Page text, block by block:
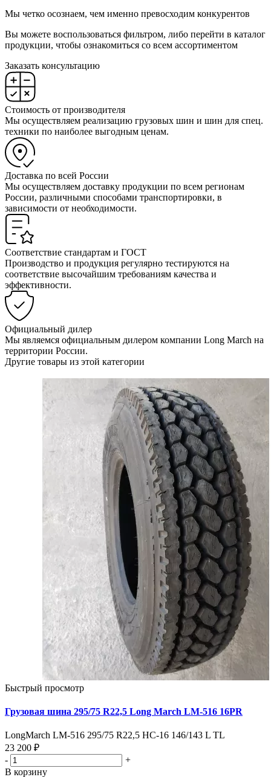
Мы четко осознаем, чем именно превосходим конкурентов
Вы можете воспользоваться фильтром, либо перейти в каталог
продукции, чтобы ознакомиться со всем ассортиментом
Заказать консультацию
Стоимость от производителя
Мы осуществляем реализацию грузовых шин и шин для спец.
техники по наиболее выгодным ценам.
Доставка по всей России
Мы осуществляем доставку продукции по всем регионам
России, различными способами транспортировки, в
зависимости от необходимости.
Соответствие стандартам и ГОСТ
Производство и продукция регулярно тестируются на
соответствие высочайшим требованиям качества и
эффективности.
Официальный дилер
Мы являемся официальным дилером компании Long March на
территории России.
Другие товары из этой категории
Быстрый просмотр
Грузовая шина 295/75 R22,5 Long March LM-516 16PR
LongMarch LM-516 295/75 R22,5 НС-16 146/143 L TL
23 200 ₽
-
+
В корзину